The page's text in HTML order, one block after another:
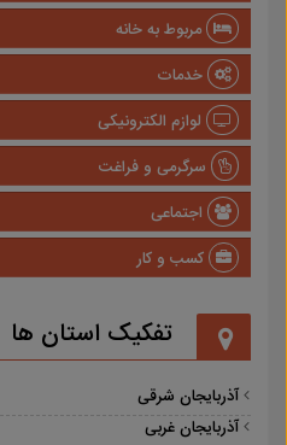
مربوط به خانه
خدمات
لوازم الکترونیکی
سرگرمی و فراغت
اجتماعی
کسب و کار
تفکیک استان ها
آذربایجان شرقی
آذربایجان غربی